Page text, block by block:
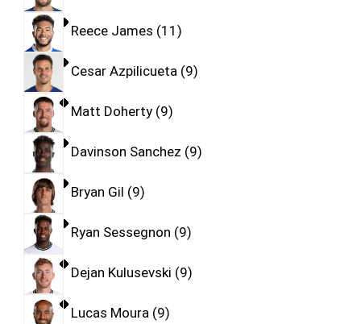
Reece James 11
Cesar Azpilicueta 9
Matt Doherty 9
Davinson Sanchez 9
Bryan Gil 9
Ryan Sessegnon 9
Dejan Kulusevski 9
Lucas Moura 9